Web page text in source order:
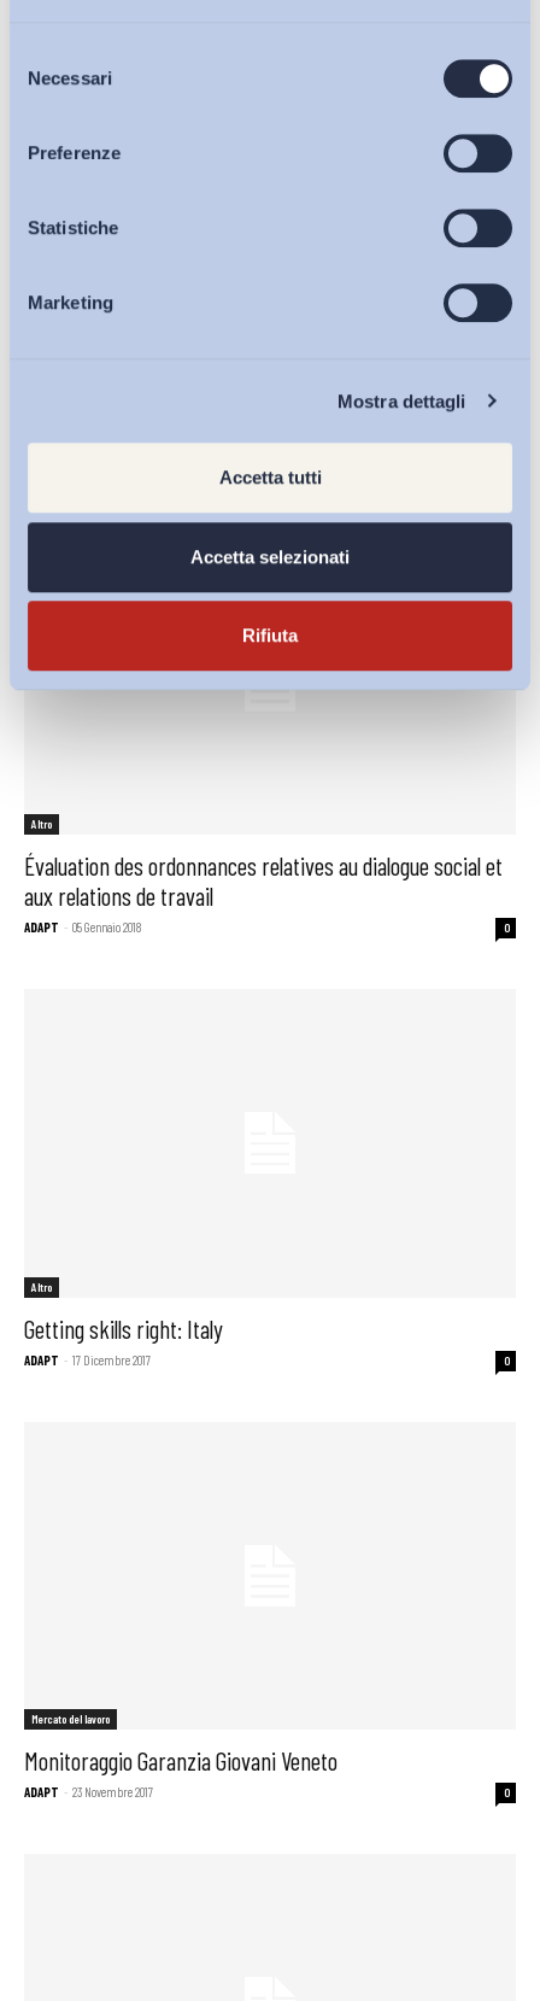
delNecessari
Preferenze
Statistiche
Marketing
Mostra dettagli
Accetta tutti
Accetta selezionati
Rifiuta
Bollettini ADAPT
Articoli
Osservatori
Eventi
Contratti collettivi e retribuzioni contrattuali (ottobre-
Altro
Évaluation des ordonnances relatives au dialogue social et
aux relations de travail
ADAPT - 05 Gennaio 2018 0
Altro
Getting skills right: Italy
ADAPT - 17 Dicembre 2017 0
Mercato del lavoro
Monitoraggio Garanzia Giovani Veneto
ADAPT - 23 Novembre 2017 0